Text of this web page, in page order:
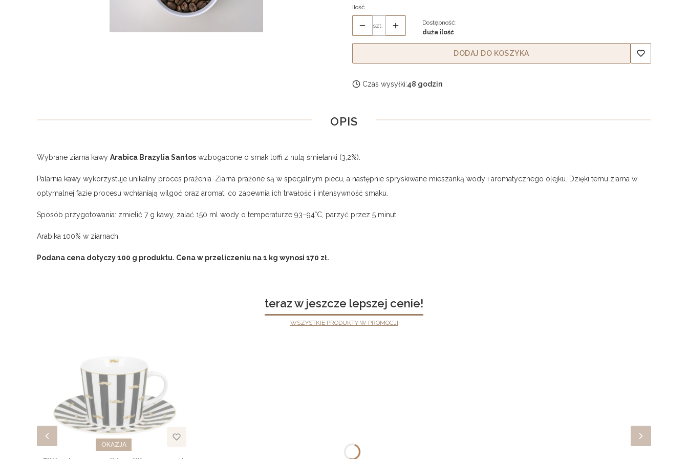
Ilość
szt.
Dostępność:
duża ilość
DODAJ DO KOSZYKA
Czas wysyłki:48 godzin
OPIS
Wybrane ziarna kawy Arabica Brazylia Santos wzbogacone o smak toffi z nutą śmietanki (3,2%).
Palarnia kawy wykorzystuje unikalny proces prażenia. Ziarna prażone są w specjalnym piecu, a następnie spryskiwane mieszanką wody i aromatycznego olejku. Dzięki temu ziarna w
optymalnej fazie procesu wchłaniają wilgoć oraz aromat, co zapewnia ich trwałość i intensywność smaku.
Sposób przygotowania: zmielić 7 g kawy, zalać 150 ml wody o temperaturze 93–94°C, parzyć przez 5 minut.
Arabika 100% w ziarnach.
Podana cena dotyczy 100 g produktu. Cena w przeliczeniu na 1 kg wynosi 170 zł.
teraz w jeszcze lepszej cenie!
WSZYSTKIE PRODUKTY W PROMOCJI
OKAZJA